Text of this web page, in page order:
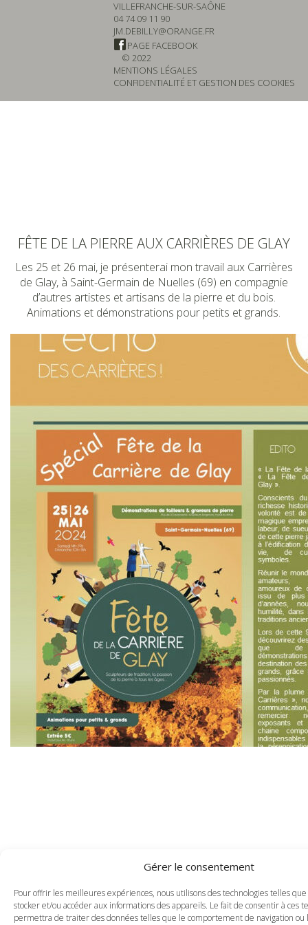
Gérer le consentement
Pour offrir les meilleures expériences, nous utilisons des technologies telles
stocker et/ou accéder aux informations des appareils. Le fait de consentir à ces
permettra de traiter des données telles que le comportement de navigation ou
VILLEFRANCHE-SUR-SAÔNE
04 74 09 11 90
JM.DEBILLY@ORANGE.FR
PAGE FACEBOOK
© 2022
MENTIONS LÉGALES
CONFIDENTIALITÉ ET GESTION DES COOKIES
FÊTE DE LA PIERRE AUX CARRIÈRES DE GLAY
Les 25 et 26 mai, je présenterai mon travail aux Carrières
de Glay, à Saint-Germain de Nuelles (69) en compagnie
d’autres artistes et artisans de la pierre et du bois.
Animations et démonstrations pour petits et grands.